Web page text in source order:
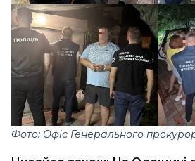
Фото: Офіс Генерального